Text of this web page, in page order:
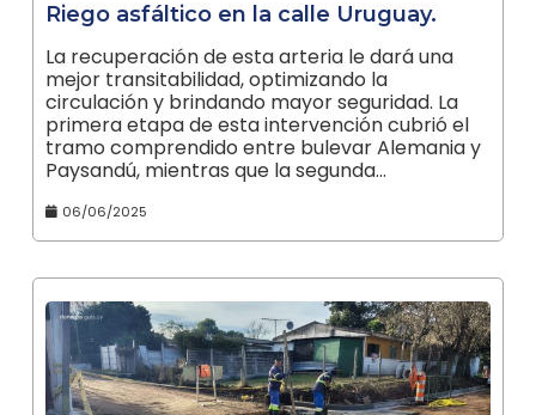
Riego asfáltico en la calle Uruguay.
La recuperación de esta arteria le dará una
mejor transitabilidad, optimizando la
circulación y brindando mayor seguridad. La
primera etapa de esta intervención cubrió el
tramo comprendido entre bulevar Alemania y
Paysandú, mientras que la segunda…
06/06/2025